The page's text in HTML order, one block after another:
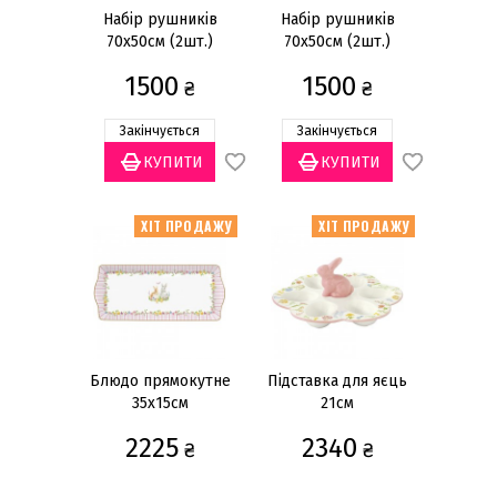
Набір рушників
70x50см (2шт.)
1500 ₴
Закінчується
Набір рушників
70x50см (2шт.)
1500 ₴
Закінчується
ХІТ ПРОДАЖУ
Блюдо прямокутне
35х15см
2225₴
ХІТ ПРОДАЖУ
Підставка для яєць
21см
2340 ₴